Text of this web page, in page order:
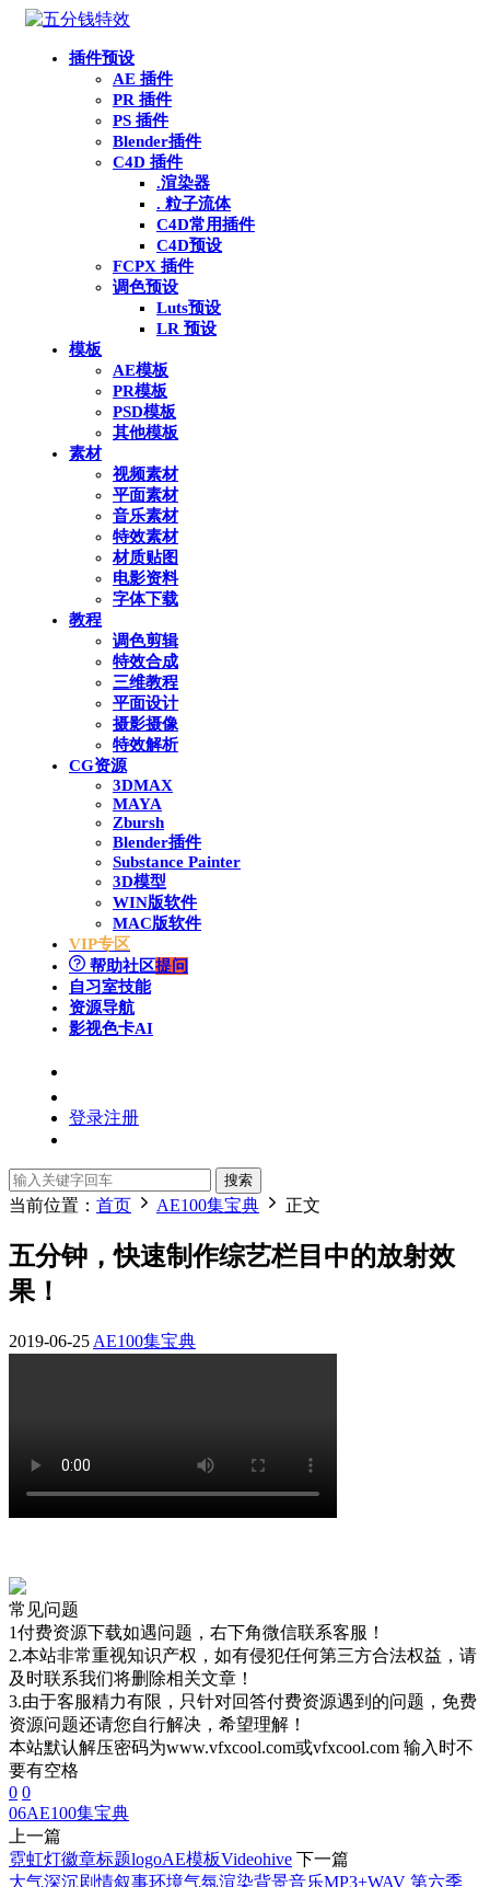
插件预设
AE 插件
PR 插件
PS 插件
Blender插件
C4D 插件
.渲染器
. 粒子流体
C4D常用插件
C4D预设
FCPX 插件
调色预设
Luts预设
LR 预设
模板
AE模板
PR模板
PSD模板
其他模板
素材
视频素材
平面素材
音乐素材
特效素材
材质贴图
电影资料
字体下载
教程
调色剪辑
特效合成
三维教程
平面设计
摄影摄像
特效解析
CG资源
3DMAX
MAYA
Zbursh
Blender插件
Substance Painter
3D模型
WIN版软件
MAC版软件
VIP专区
帮助社区提问
自习室技能
资源导航
影视色卡AI
登录注册
搜索
当前位置： 首页 AE100集宝典 正文
五分钟，快速制作综艺栏目中的放射效
果！
2019-06-25 AE100集宝典
常见问题
1付费资源下载如遇问题，右下角微信联系客服！
2.本站非常重视知识产权，如有侵犯任何第三方合法权益，请
及时联系我们将删除相关文章！
3.由于客服精力有限，只针对回答付费资源遇到的问题，免费
资源问题还请您自行解决，希望理解！
本站默认解压密码为www.vfxcool.com或vfxcool.com 输入时不
要有空格
0 0
06AE100集宝典
上一篇
霓虹灯徽章标题logoAE模板Videohive 下一篇
大气深沉剧情叙事环境气氛渲染背景音乐MP3+WAV 第六季